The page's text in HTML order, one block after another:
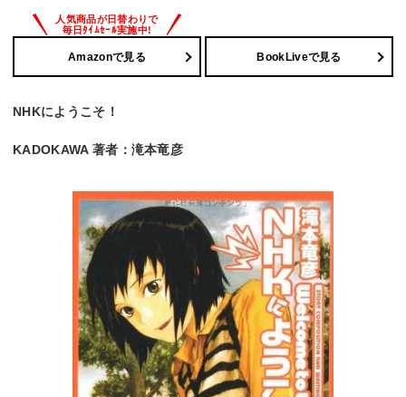
Amazonで見る BookLiveで見る
NHKにようこそ！
KADOKAWA 著者：滝本竜彦